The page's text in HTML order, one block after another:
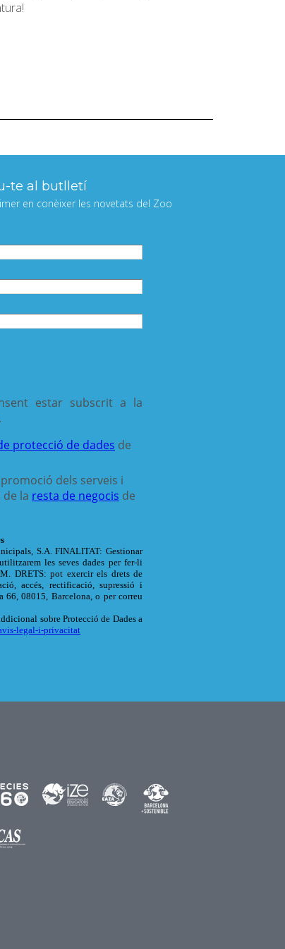
te al butlletí
en conèixer les novetats del Zoo